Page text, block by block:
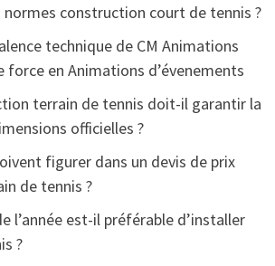
normes construction court de tennis ?
technique de CM Animations
force en Animations d’évenements
terrain de tennis doit-il garantir la
officielles ?
figurer dans un devis de prix
de tennis ?
l’année est-il préférable d’installer
?